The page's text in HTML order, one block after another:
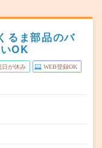
るま部品のバ
OK
日が休み WEB登録OK